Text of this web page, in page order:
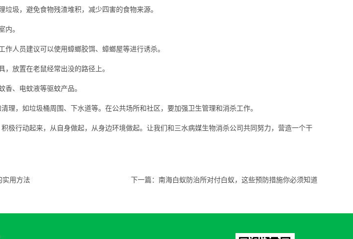
圾，避免食物残渣堆积，减少四害的食物来源。
内。
作人员建议可以使用蟑螂胶饵、蟑螂屋等进行诱杀。
放置在老鼠经常出没的路径上。
香、电蚊液等驱蚊产品。
理，如垃圾桶周围、下水道等。在公共场所和社区，要加强卫生管理和消杀工作。
极行动起来，从自身做起，从身边环境做起。让我们和三水病媒生物消杀公司共同努力，营造一个干
实用方法 下一篇： 南海白蚁防治所对付白蚁，这些预防措施你必须知道